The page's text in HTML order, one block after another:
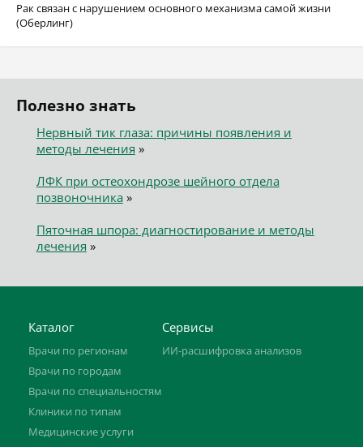
Рак связан с нарушением основного механизма самой жизни
(Оберлинг)
Полезно знать
Нервный тик глаза: причины появления и
методы лечения »
ЛФК при остеохондрозе шейного отдела
позвоночника»
Пяточная шпора: диагностирование и методы
лечения »
Каталог
Врачи по регионам
Врачи по городам
Врачи по специальностям
Клиники по типам
Медицинские услуги
Сервисы
ИИ-расшифровка анализов